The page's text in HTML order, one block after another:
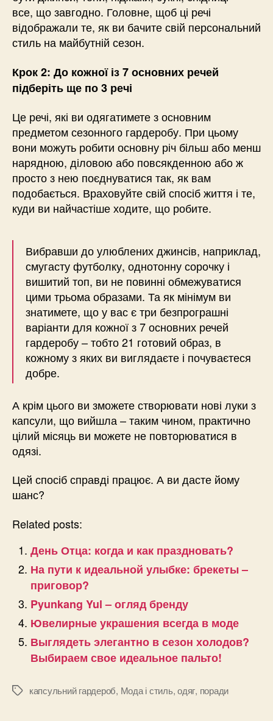
все, що завгодно. Головне, щоб ці речі
відображали те, як ви бачите свій персональний
стиль на майбутній сезон.
Крок2: До кожної із 7 основних речей
підберіть ще по 3 речі
Це речі, які ви одягатимете з основним
предметом сезонного гардеробу. При цьому
вони можуть робити основну річ більш або менш
нарядною, діловою або повсякденною або ж
просто з нею поєднуватися так, як вам
подобається. Враховуйте свій спосіб життя і те,
куди ви найчастіше ходите, що робите.
Вибравши до улюблених джинсів, наприклад,
смугасту футболку, однотонну сорочку і
вишитий топ, ви не повинні обмежуватися
цими трьома образами. Та як мінімум ви
знатимете, що у вас є три безпрограшні
варіанти для кожної з 7 основних речей
гардеробу – тобто 21 готовий образ, в
кожному з яких ви виглядаєте і почуваєтеся
добре.
А крім цього ви зможете створювати нові луки з
капсули, що вийшла – таким чином, практично
цілий місяць ви можете не повторюватися в
одязі.
Цей спосіб справді працює. А ви дасте йому
шанс?
Related posts:
День Отца: когда и как праздновать?
На пути к идеальной улыбке: брекеты –
приговор?
Pyunkang Yul – огляд бренду
Ювелирные украшения всегда в моде
Выглядеть элегантно в сезон холодов?
Выбираем свое идеальное пальто!
Позначкикапсульний гардероб, Мода і стиль,одяг, поради